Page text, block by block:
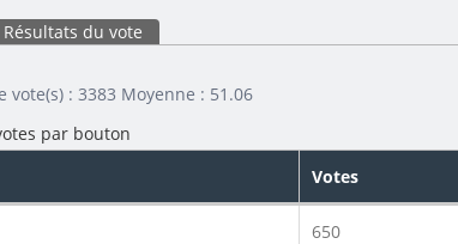
principaux
Résultats du vote
vote(s) : 3383 Moyenne : 51.06
par bouton
Votes
650